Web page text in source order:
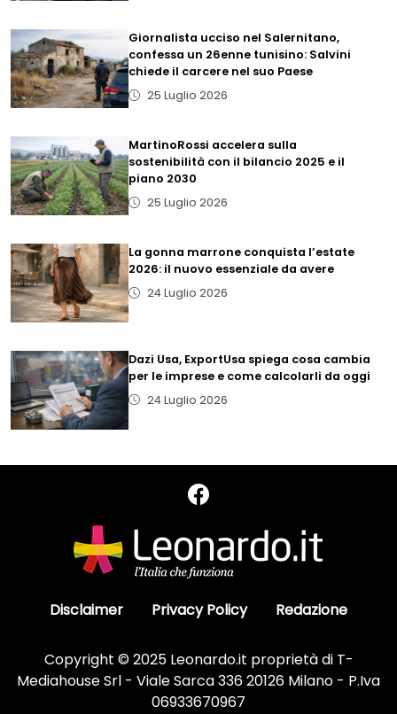
Giornalista ucciso nel Salernitano,
confessa un 26enne tunisino: Salvini
chiede il carcere nel suo Paese
25 Luglio 2026
MartinoRossi accelera sulla
sostenibilità con il bilancio 2025 e il
piano 2030
25 Luglio 2026
La gonna marrone conquista l’estate
2026: il nuovo essenziale da avere
24 Luglio 2026
Dazi Usa, ExportUsa spiega cosa cambia
per le imprese e come calcolarli da oggi
24 Luglio 2026
Disclaimer Privacy Policy Redazione
Copyright © 2025 Leonardo.it proprietà di T-
Mediahouse Srl - Viale Sarca 336 20126 Milano - P.Iva
06933670967